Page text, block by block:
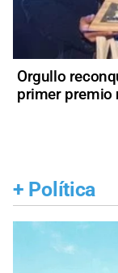
Orgullo
primer premio
+ Política